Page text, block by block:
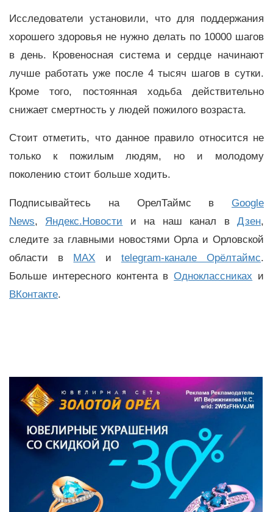
Исследователи установили, что для поддержания
хорошего здоровья не нужно делать по 10000 шагов
в день. Кровеносная система и сердце начинают
лучше работать уже после 4 тысяч шагов в сутки.
Кроме того, постоянная ходьба действительно
снижает смертность у людей пожилого возраста.
Стоит отметить, что данное правило относится не
только к пожилым людям, но и молодому
поколению стоит больше ходить.
Подписывайтесь на ОрелТаймс в Google
News, Яндекс.Новости и на наш канал вДзен,
следите за главными новостями Орла и Орловской
области в MAX и telegram-канале Орёлтаймс.
Больше интересного контента вОдноклассниках и
ВКонтакте.